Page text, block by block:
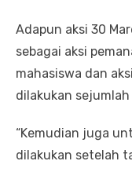
Adapun aksi 30
sebagai aksi
mahasiswa dan
dilakukan
“Kemudian juga
dilakukan setelah